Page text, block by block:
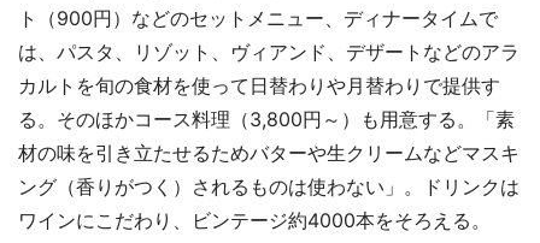
ト（900円）などのセットメニュー、ディナータイムで
は、パスタ、リゾット、ヴィアンド、デザートなどのアラ
カルトを旬の食材を使って日替わりや月替わりで提供す
る。そのほかコース料理（3,800円～）も用意する。「素
材の味を引き立たせるためバターや生クリームなどマスキ
ング（香りがつく）されるものは使わない」。ドリンクは
ワインにこだわり、ビンテージ約4000本をそろえる。